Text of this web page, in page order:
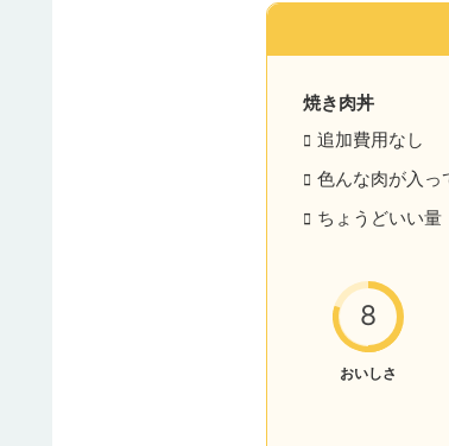
焼き肉丼
追加費用なし
色んな肉が入っ
ちょうどいい量
8
おいしさ